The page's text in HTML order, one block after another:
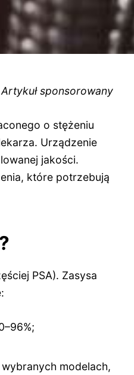
Artykuł sponsorowany
o stężeniu
Urządzenie
jakości.
które potrzebują
PSA). Zasysa
modelach,